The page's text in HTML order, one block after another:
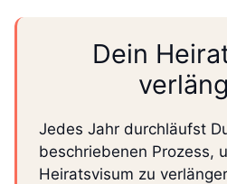
Dein
Jedes Jahr durchläufst
beschriebenen Prozess,
Heiratsvisum zu